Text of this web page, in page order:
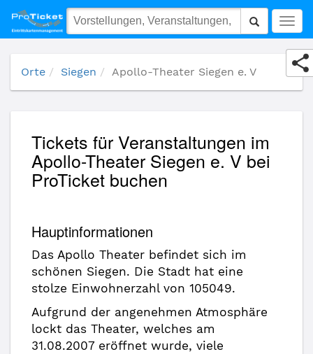
Apollo-Theater Siegen e. V
Orte Siegen Apollo-Theater Siegen e. V
Tickets für Veranstaltungen im
Apollo-Theater Siegen e. V bei
ProTicket buchen
Hauptinformationen
Das Apollo Theater befindet sich im
schönen Siegen. Die Stadt hat eine
stolze Einwohnerzahl von 105049.
Aufgrund der angenehmen Atmosphäre
lockt das Theater, welches am
31.08.2007 eröffnet wurde, viele